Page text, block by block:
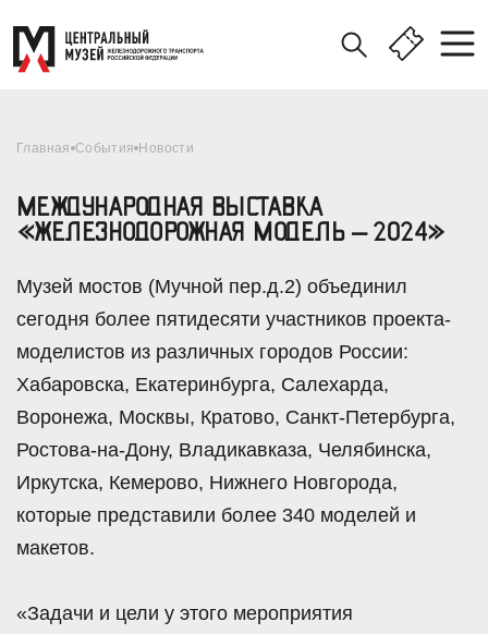
Главная События Новости
МЕЖДУНАРОДНАЯ ВЫСТАВКА
«ЖЕЛЕЗНОДОРОЖНАЯ МОДЕЛЬ – 2024»
Музей мостов (Мучной пер.д.2) объединил
сегодня более пятидесяти участников проекта-
моделистов из различных городов России:
Хабаровска, Екатеринбурга, Салехарда,
Воронежа, Москвы, Кратово, Санкт-Петербурга,
Ростова-на-Дону, Владикавказа, Челябинска,
Иркутска, Кемерово, Нижнего Новгорода,
которые представили более 340 моделей и
макетов.
«Задачи и цели у этого мероприятия